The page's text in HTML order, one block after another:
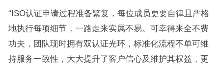
“ISO认证申请过程准备繁复，每位成员更要自律且严格
地执行每项细节，一路走来实属不易。可幸得来全不费
功夫，团队现时拥有双认证光环，标准化流程不单可维
持服务一致性，大大提升了客户信心及维护其权益，更